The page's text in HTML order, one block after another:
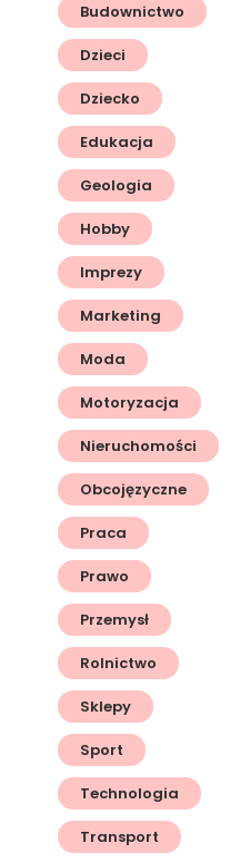
Budownictwo
Dzieci
Dziecko
Edukacja
Geologia
Hobby
Imprezy
Marketing
Moda
Motoryzacja
Nieruchomości
Obcojęzyczne
Praca
Prawo
Przemysł
Rolnictwo
Sklepy
Sport
Technologia
Transport